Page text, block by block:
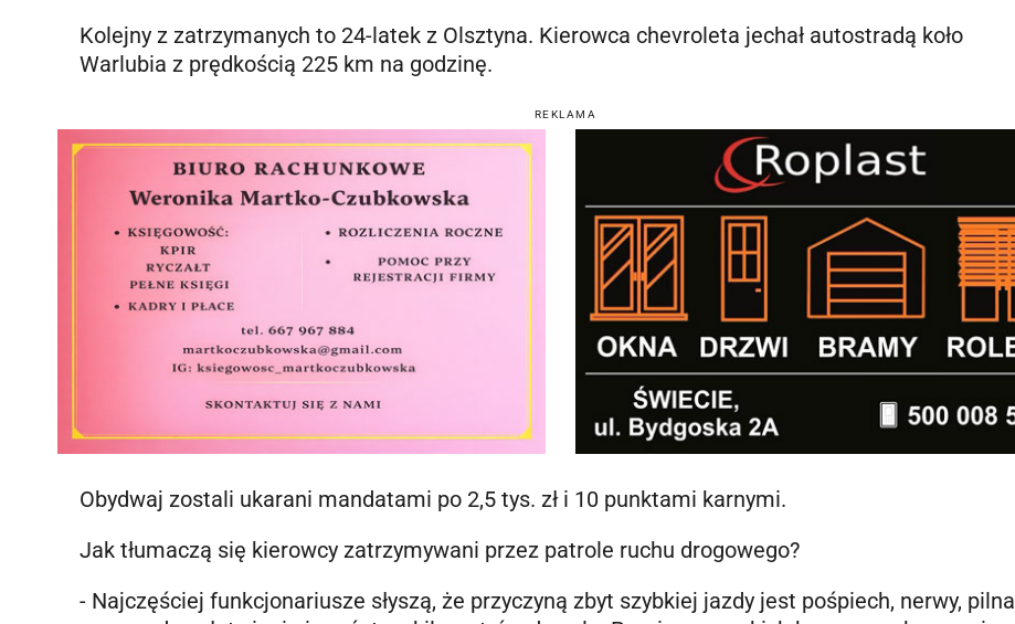
Kolejny z zatrzymanych to 24-latek z Olsztyna. Kierowca chevroleta jechał autostradą koło
Warlubia z prędkością 225 km na godzinę.
REKLAMA
Obydwaj zostali ukarani mandatami po 2,5 tys. zł i 10 punktami karnymi.
Jak tłumaczą się kierowcy zatrzymywani przez patrole ruchu drogowego?
- Najczęściej funkcjonariusze słyszą, że przyczyną zbyt szybkiej jazdy jest pośpiech, nerwy, pilna